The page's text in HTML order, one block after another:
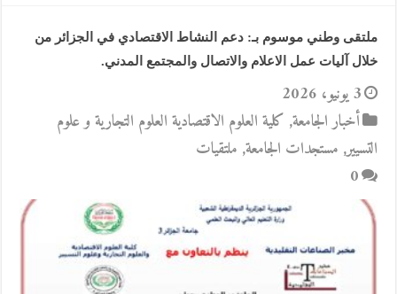
ملتقى وطني موسوم بـ: دعم النشاط الاقتصادي في الجزائر من
خلال آليات عمل الاعلام والاتصال والمجتمع المدني.
3 يونيو، 2026
أخبار الجامعة, كلية العلوم الاقتصادية العلوم التجارية و علوم
التسيير, مستجدات الجامعة, ملتقيات
0